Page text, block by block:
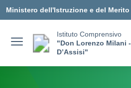
Ministero dell'Istruzione e del Merito
Istituto Comprensivo
"Don Lorenzo Milani -
D’Assisi"